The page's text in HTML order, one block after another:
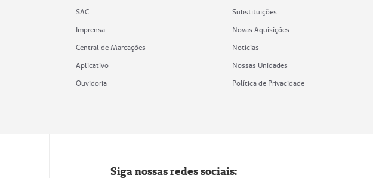
SAC
Imprensa
Central de Marcações
Aplicativo
Ouvidoria
Substituições
Novas Aquisições
Notícias
Nossas Unidades
Política de Privacidade
Siga nossas redes sociais: